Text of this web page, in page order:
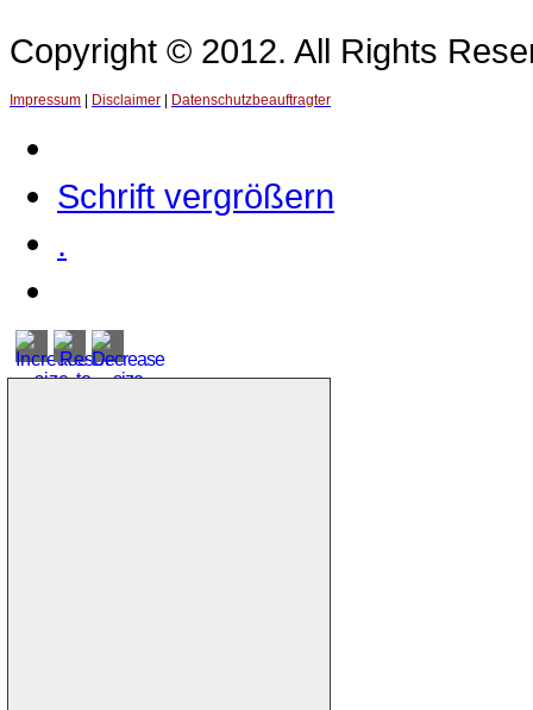
Copyright © 2012. All Rights
Impressum Disclaimer Datenschutzbeauftragter
Schrift vergrößern
.